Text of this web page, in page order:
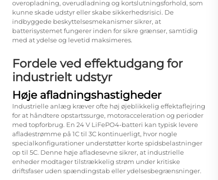
overopladning, overudladning og kortslutningsforhold, som
kunne skade udstyr eller skabe sikkerhedsrisici. De
indbyggede beskyttelsesmekanismer sikrer, at
batterisystemet fungerer inden for sikre grænser, samtidig
med at ydelse og levetid maksimeres.
Fordele ved effektudgang for
industrielt udstyr
Høje afladningshastigheder
Industrielle anlæg kræver ofte høj øjeblikkelig effektaflejring
for at håndtere opstartssurge, motoracceleration og perioder
med topforbrug. En 24 V LiFePO4-batteri kan typisk levere
afladestrømme på 1C til 3C kontinuerligt, hvor nogle
specialkonfigurationer understøtter korte spidsbelastninger
op til 5C. Denne høje afladesevne sikrer, at industrielle
enheder modtager tilstrækkelig strøm under kritiske
driftsfaser uden spændingstab eller ydelsesbegrænsninger.